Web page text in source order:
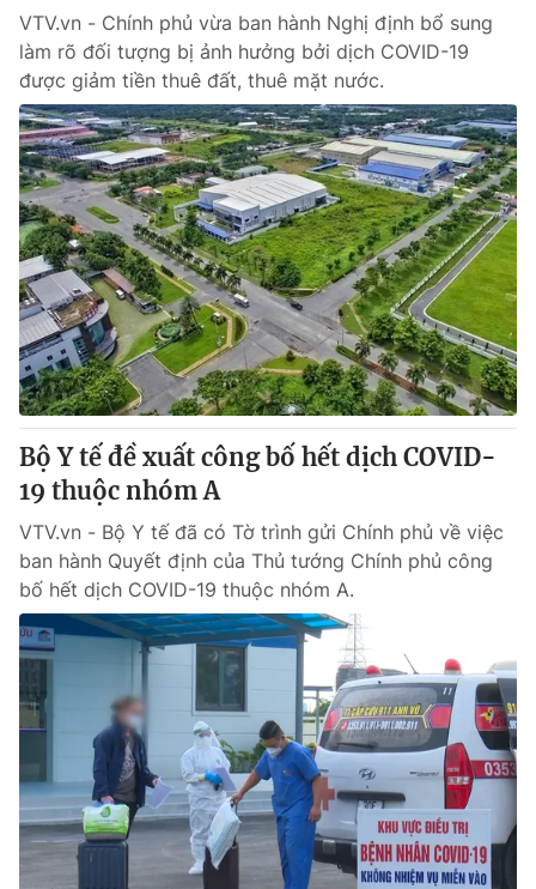
VTV.vn - Chính phủ vừa ban hành Nghị định bổ sung
làm rõ đối tượng bị ảnh hưởng bởi dịch COVID-19
được giảm tiền thuê đất, thuê mặt nước.
Bộ Y tế đề xuất công bố hết dịch COVID-
19 thuộc nhóm A
VTV.vn - Bộ Y tế đã có Tờ trình gửi Chính phủ về việc
ban hành Quyết định của Thủ tướng Chính phủ công
bố hết dịch COVID-19 thuộc nhóm A.